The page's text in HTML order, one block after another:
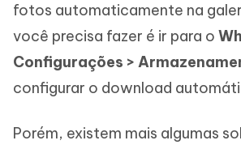
fotos automaticamente na
você precisa fazer é ir para o
Configurações >
configurar o download
Porém, existem mais algumas